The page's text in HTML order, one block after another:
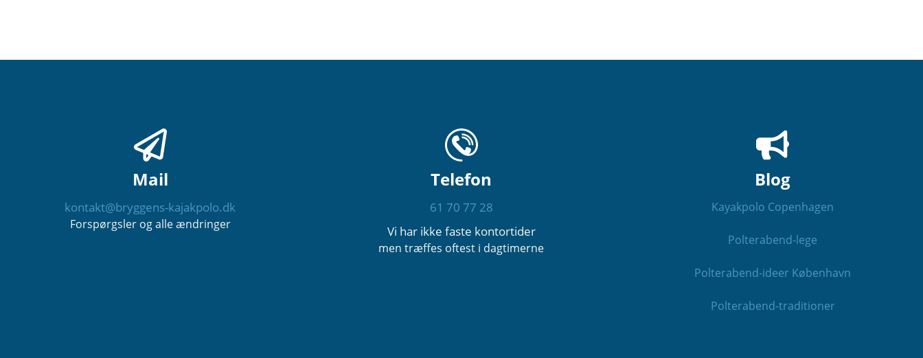
Mail
kontakt@bryggens-kajakpolo.dk
Forspørgsler og alle ændringer
Telefon
61 70 77 28
Vi har ikke faste kontortider
men træffes oftest i dagtimerne
Blog
Kayakpolo Copenhagen
Polterabend-lege
Polterabend-ideer København
Polterabend-traditioner